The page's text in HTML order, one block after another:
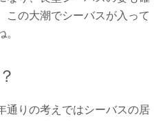
この大潮でシーバスが入って
通りの考えではシーバスの居